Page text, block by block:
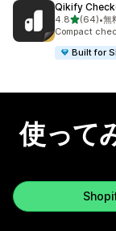
Qikify
4.85つ星中
(64)
合計レビュー
•無
Compact
Built for
使って